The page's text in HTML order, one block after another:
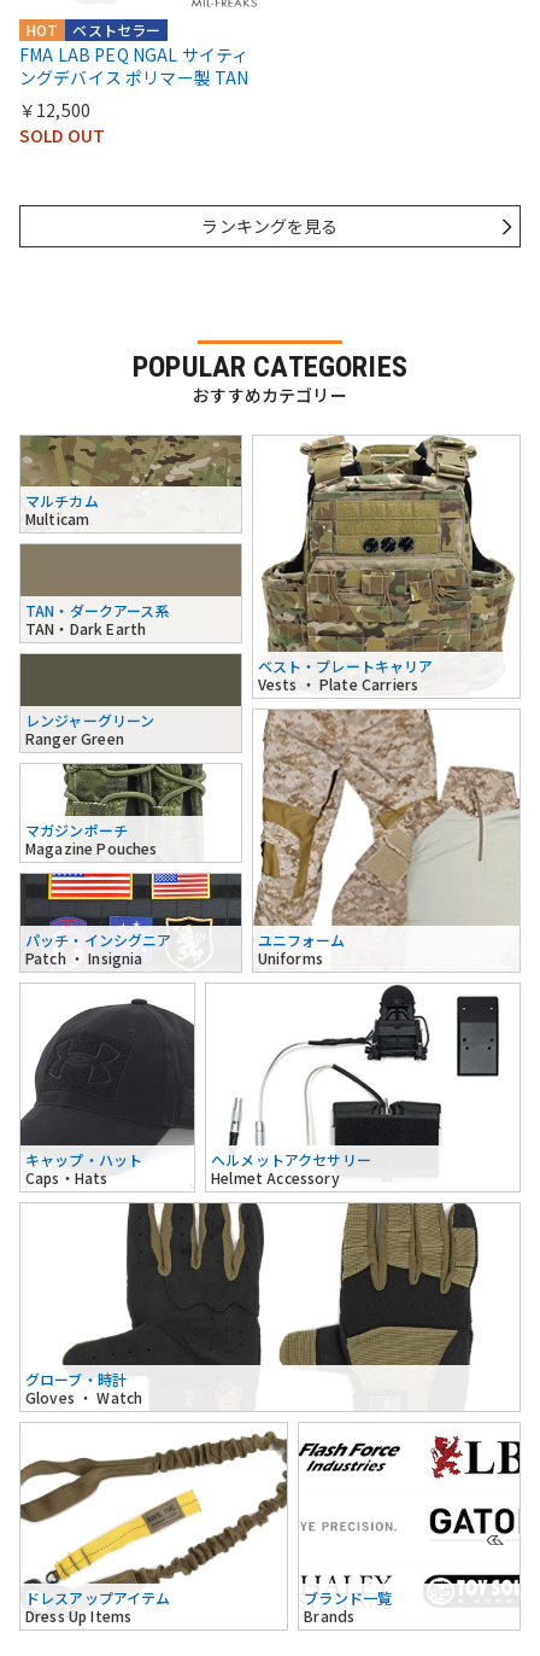
ベストセラー
HOT
FMA LAB PEQ NGAL サイティ
ングデバイス ポリマー製 TAN
￥12,500
SOLD OUT
ランキングを見る
POPULAR CATEGORIES
おすすめカテゴリー
マルチカム
Multicam
TAN・ダークアース系
TAN・Dark Earth
レンジャーグリーン
Ranger Green
ベスト・プレートキャリア
Vests ・ Plate Carriers
マガジンポーチ
Magazine Pouches
パッチ・インシグニア
Patch ・ Insignia
ユニフォーム
Uniforms
キャップ・ハット
Caps・Hats
ヘルメットアクセサリー
Helmet Accessory
グローブ・時計
Gloves ・ Watch
ドレスアップアイテム
Dress Up Items
ブランド一覧
Brands